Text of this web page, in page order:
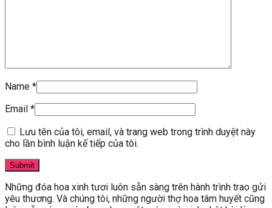
Name *
Email *
Lưu tên của tôi, email, và trang web trong trình duyệt này
cho lần bình luận kế tiếp của tôi.
Những đóa hoa xinh tươi luôn sẵn sàng trên hành trình trao gửi
yêu thương. Và chúng tôi, những người thợ hoa tâm huyết cũng